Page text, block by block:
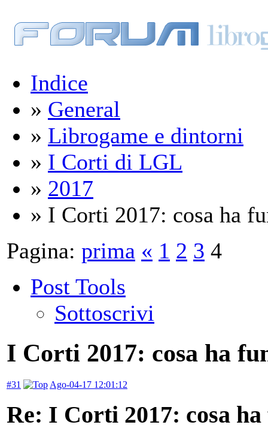
Indice
» General
» Librogame e dintorni
» I Corti di LGL
» 2017
» I Corti 2017: cosa ha
Pagina: prima « 1 2 3 4
Post Tools
Sottoscrivi
I Corti 2017: cosa ha
#31 Ago-04-17 12:01:12
Re: I Corti 2017: cosa ha